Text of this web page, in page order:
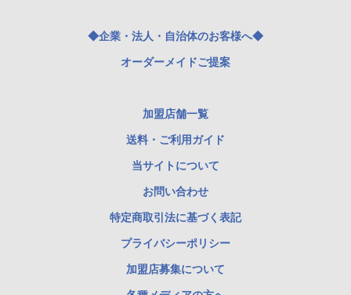
◆企業・法人・自治体のお客様へ◆
オーダーメイドご提案
加盟店舗一覧
送料・ご利用ガイド
当サイトについて
お問い合わせ
特定商取引法に基づく表記
プライバシーポリシー
加盟店募集について